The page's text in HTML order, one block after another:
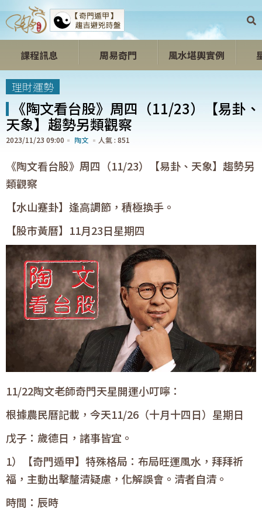
課程訊息 周易奇門 風水堪輿實例
開心開運區
理財運勢
《陶文看台股》周四（11/23）【易卦、
天象】趨勢另類觀察
2023/11/23 09:00 陶文 851
《陶文看台股》周四（11/23）【易卦、天象】趨勢另
類觀察
【水山蹇卦】逢高調節，積極換手。
【股市黃曆】11月23日星期四
11/22陶文老師奇門天星開運小叮嚀：
根據農民曆記載， 今天11/26（十月十四日）星期日
戊子：歲德日，諸事皆宜。
1）【奇門遁甲】特殊格局：布局旺運風水，拜拜祈
福，主動出擊釐清疑慮，化解誤會。清者自清。
時間：辰時